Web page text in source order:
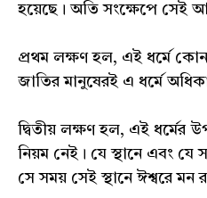
হয়েছে। অতি সংক্ষেপে সেই
প্রথম লক্ষণ হল, এই ধর্মে
জাতির মানুষেরই এ ধর্মে
দ্বিতীয় লক্ষণ হল, এই ধর্মের
নিয়ম নেই। যে স্থানে এবং যে
সে সময় সেই স্থানে ঈশ্বরে মন